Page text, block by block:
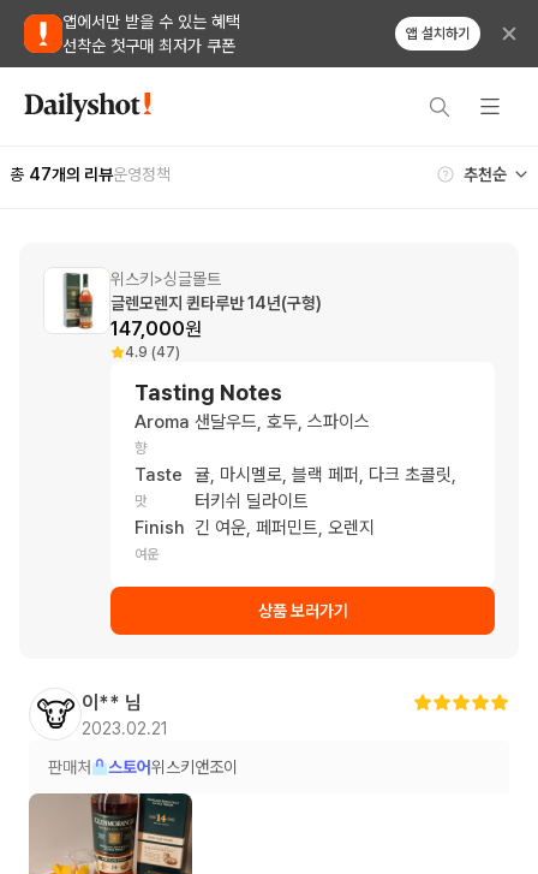
앱에서만 받을 수 있는 혜택
선착순 첫구매 최저가 쿠폰
앱 설치하기
총 47개의 리뷰운영정책
위스키 >싱글몰트
글렌모렌지 퀸타루반 14년(구형)
147,000원
4.9 (47)
Tasting Notes
Aroma
향
샌달우드, 호두, 스파이스
Taste
맛
귤, 마시멜로, 블랙 페퍼, 다크 초콜릿,
터키쉬 딜라이트
Finish
여운
긴 여운, 페퍼민트, 오렌지
상품 보러가기
🐮 이** 님
2023.02.21
판매처 스토어위스키앤조이